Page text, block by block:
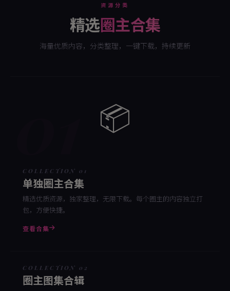
资源分类
精选圈主合集
海量优质内容，分类整理，一键下载，持续更新
📦
COLLECTION 01
单独圈主合集
精选优质资源，独家整理，无限下载。每个圈主的内容独立打
包，方便快捷。
查看合集
COLLECTION 02
圈主图集合辑